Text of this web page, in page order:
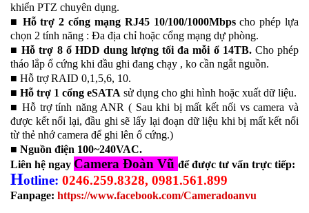
khiển PTZ chuyên dụng.
■ Hỗ trợ 2 cổng mạng RJ45 10/100/1000Mbpscho phép lựa
chọn 2 tính năng : Đa địa chỉ hoặc cổng mạng dự phòng.
■Hỗ trợ 8 ổ HDD dung lượng tối đa mỗi ổ 14TB.Cho phép
tháo lắp ổ cứng khi đầu ghi đang chạy , ko cần ngắt nguồn.
■ Hỗ trợ RAID 0,1,5,6, 10.
■ Hỗ trợ 1 cổng eSATA sử dụng cho ghi hình hoặc xuất dữ liệu.
■ Hỗ trợ tính năng ANR ( Sau khi bị mất kết nối vs camera và
được kết nối lại, đầu ghi sẽ lấy lại đoạn dữ liệu khi bị mất kết nối
từ thẻ nhớ camera để ghi lên ổ cứng.)
■ Nguồn điện 100~240VAC.
Liên hệ ngay Camera Đoàn Vũ để được tư vấn trực tiếp:
Hotline: 0246.259.8328, 0981.561.899
Fanpage: https://www.facebook.com/Cameradoanvu